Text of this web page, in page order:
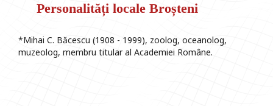
Personalități locale Broșteni
*Mihai C. Băcescu (1908 - 1999), zoolog, oceanolog,
muzeolog, membru titular al Academiei Române.